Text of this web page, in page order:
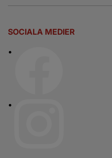
SOCIALA MEDIER